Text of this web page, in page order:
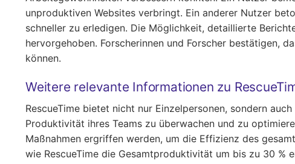
unproduktiven Websites verbringt. Ein anderer Nutzer
schneller zu erledigen. Die Möglichkeit, detaillierte
hervorgehoben. Forscherinnen und Forscher bestätigen,
können.
Weitere relevante Informationen zu
RescueTime bietet nicht nur Einzelpersonen, sondern auch
Produktivität ihres Teams zu überwachen und zu
Maßnahmen ergriffen werden, um die Effizienz des
wie RescueTime die Gesamtproduktivität um bis zu 30 %